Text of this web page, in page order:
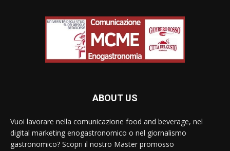
ABOUT US
Vuoi lavorare nella comunicazione food and beverage, nel
digital marketing enogastronomico o nel giornalismo
gastronomico? Scopri il nostro Master promosso